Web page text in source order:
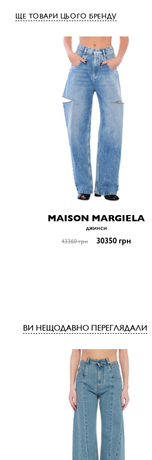
ЩЕ ТОВАРИ ЦЬОГО БРЕНДУ
MAISON MARGIELA
джинси
43360 грн 30350 грн
ВИ НЕЩОДАВНО ПЕРЕГЛЯДАЛИ